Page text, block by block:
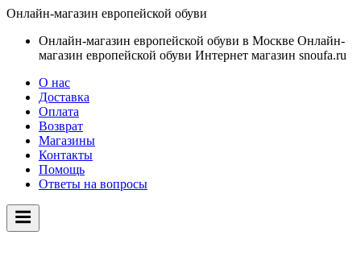
Онлайн-магазин европейской обуви
Онлайн-магазин европейской обуви в Москве Онлайн-
магазин европейской обуви Интернет магазин snoufa.ru
О нас
Доставка
Оплата
Возврат
Магазины
Контакты
Помощь
Ответы на вопросы